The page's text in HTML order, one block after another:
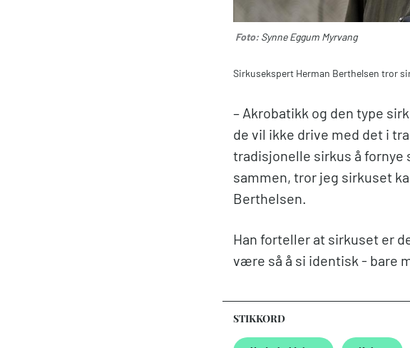
Foto: Synne Eggum Myrvang
Sirkusekspert Herman Berthelsen tror
– Akrobatikk og den type
de vil ikke drive med det i
tradisjonelle sirkus å fornye
sammen, tror jeg sirkuset
Berthelsen.
Han forteller at sirkuset er
være så å si identisk - bare
STIKKORD